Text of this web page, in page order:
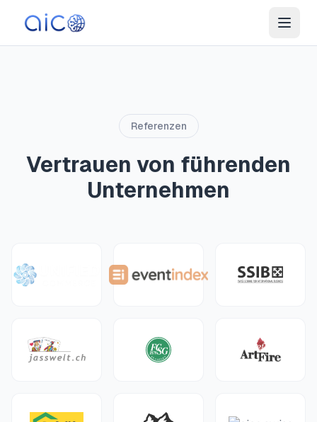
Referenzen
Vertrauen von führenden
Unternehmen